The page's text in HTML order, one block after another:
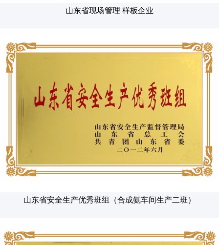
山东省现场管理 样板企业
山东省安全生产优秀班组（合成氨车间生产二班）